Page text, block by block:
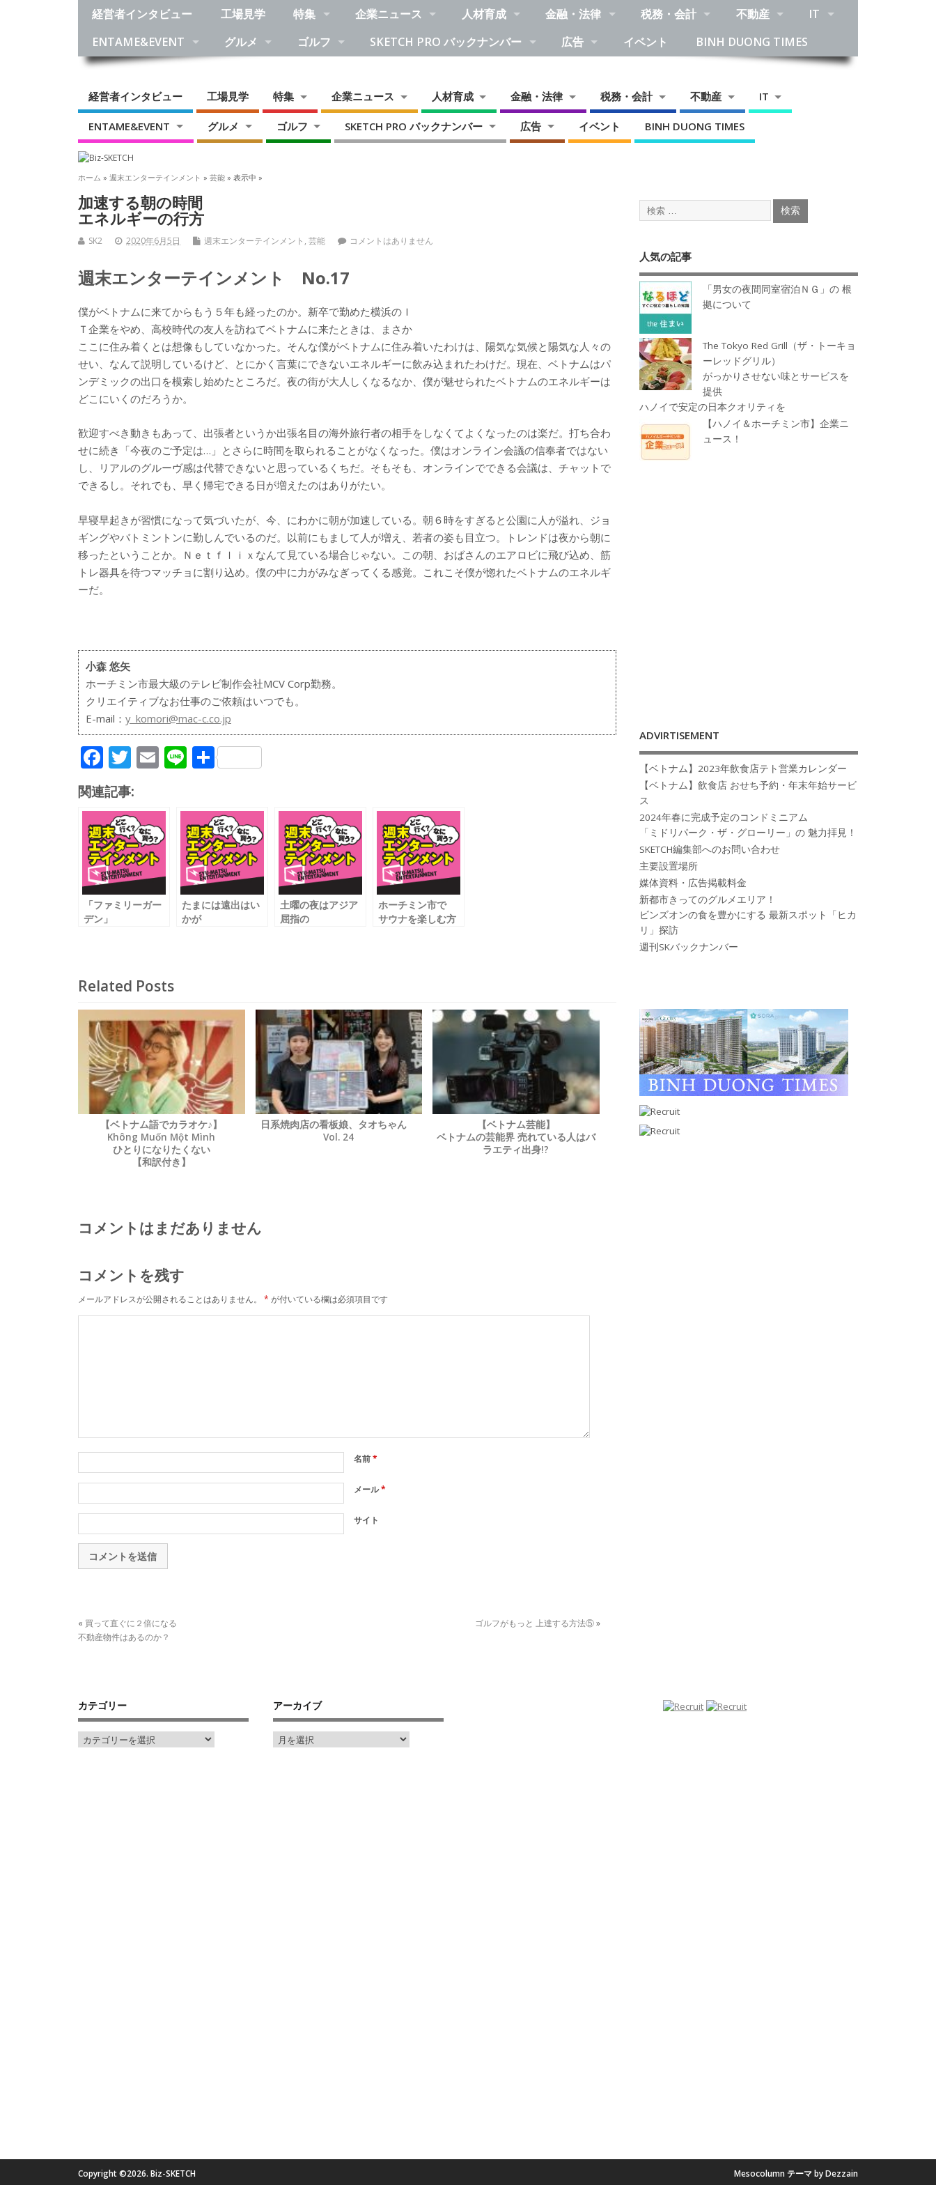
経営者インタビュー 工場見学 特集 企業ニュース 人材育成 金融・法律 税務・会計 不動産
IT
ENTAME&EVENT
グルメ ゴルフ SKETCH PRO バックナンバー 広告 イベント BINH DUONG TIMES
経営者インタビュー 工場見学 特集 企業ニュース 人材育成 金融・法律 税務・会計 不動産 IT
ENTAME&EVENT グルメ ゴルフ SKETCH PRO バックナンバー 広告 イベント BINH DUONG TIMES
ホーム » 週末エンターテインメント » 芸能 » 表示中 »
加速する朝の時間
エネルギーの行方
SK2 2020年6月5日 週末エンターテインメント , 芸能 コメントはありません
週末エンターテインメント No.17
僕がベトナムに来てからもう５年も経ったのか。新卒で勤めた横浜のＩ
Ｔ企業をやめ、高校時代の友人を訪ねてベトナムに来たときは、まさか
ここに住み着くとは想像もしていなかった。そんな僕がベトナムに住み着いたわけは、陽気な気候と陽気な人々の
せい、なんて説明しているけど、とにかく言葉にできないエネルギーに飲み込まれたわけだ。現在、ベトナムはパ
ンデミックの出口を模索し始めたところだ。夜の街が大人しくなるなか、僕が魅せられたベトナムのエネルギーは
どこにいくのだろうか。
歓迎すべき動きもあって、出張者というか出張名目の海外旅行者の相手をしなくてよくなったのは楽だ。打ち合わ
せに続き「今夜のご予定は…」とさらに時間を取られることがなくなった。僕はオンライン会議の信奉者ではない
し、リアルのグルーヴ感は代替できないと思っているくちだ。そもそも、オンラインでできる会議は、チャットで
できるし。それでも、早く帰宅できる日が増えたのはありがたい。
早寝早起きが習慣になって気づいたが、今、にわかに朝が加速している。朝６時をすぎると公園に人が溢れ、ジョ
ギングやバトミントンに勤しんでいるのだ。以前にもまして人が増え、若者の姿も目立つ。トレンドは夜から朝に
移ったということか。Ｎｅｔｆｌｉｘなんて見ている場合じゃない。この朝、おばさんのエアロビに飛び込め、筋
トレ器具を待つマッチョに割り込め。僕の中に力がみなぎってくる感覚。これこそ僕が惚れたベトナムのエネルギ
ーだ。
小森 悠矢
ホーチミン市最大級のテレビ制作会社MCV Corp勤務。
クリエイティブなお仕事のご依頼はいつでも。
E-mail： y_komori@mac-c.co.jp
F
ac
e
b
o
o
k
T
w
itt
er
E
m
l
Li
n
共
有
関連記事:
「ファミリーガー
デン」
たまには遠出はい
かが
土曜の夜はアジア
屈指の
ホーチミン市で
サウナを楽しむ方
Related Posts
【ベトナム語でカラオケ♪】
Không Muốn Một Mình
ひとりになりたくない
【和訳付き】
日系焼肉店の看板娘、タオちゃん
Vol. 24
【ベトナム芸能】
ベトナムの芸能界 売れている人はバ
ラエティ出身!?
コメントはまだありません
コメントを残す
メールアドレスが公開されることはありません。 * が付いている欄は必須項目です
名前*
メール*
サイト
« 買って直ぐに２倍になる
不動産物件はあるのか？
ゴルフがもっと 上達する方法⑤»
人気の記事
「男女の夜間同室宿泊ＮＧ」の 根
拠について
The Tokyo Red Grill（ザ・トーキョ
ーレッドグリル）
がっかりさせない味とサービスを
提供
ハノイで安定の日本クオリティを
【ハノイ＆ホーチミン市】企業ニ
ュース！
ADVIRTISEMENT
【ベトナム】2023年飲食店テト営業カレンダー
【ベトナム】飲食店 おせち予約・年末年始サービ
ス
2024年春に完成予定のコンドミニアム
「ミドリパーク・ザ・グローリー」の 魅力拝見！
SKETCH編集部へのお問い合わせ
主要設置場所
媒体資料・広告掲載料金
新都市きってのグルメエリア！
ビンズオンの食を豊かにする 最新スポット「ヒカ
リ」探訪
週刊SKバックナンバー
カテゴリー アーカイブ
Copyright ©2026. Biz-SKETCH Mesocolumn テーマ by Dezzain